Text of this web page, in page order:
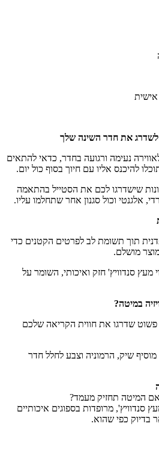
אישית
לשדרג את חדר השינה שלך
נעימה ורגועה בחדר, כדאי להתאים
להיכנס אליו עם חיוך בסוף כול יום.
שישדרגו לכם את הסטייל בהתאמה
אלגנטי וכול סגנון אחר שתחלמו עליו.
תוך תשומת לב לפרטים הקטנים כדי
מושלם.
סנדוויץ' חזק ואיכותי, השומר על
במיטה?
פשוט שדרגו את חווית הקריאה שלכם
שיק, הרמוניה וצבע לחלל חדר
אם המיטה תחזיק מעמד?
סנדוויץ', מרופדות בספוגים איכותיים
בדיוק כפי שהוא.